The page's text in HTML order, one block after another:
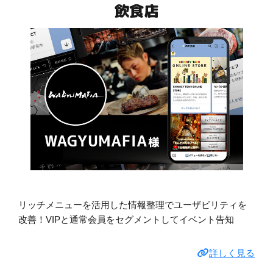
飲食店
リッチメニューを活用した情報整理でユーザビリティを
改善！VIPと通常会員をセグメントしてイベント告知
詳しく見る